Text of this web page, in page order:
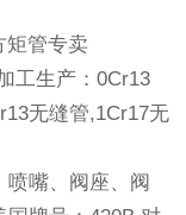
矩管专卖
工生产：0Cr13
无缝管,1Cr17无
嘴、阀座、阀